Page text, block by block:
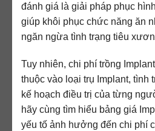
đánh giá là giải pháp phục
giúp khôi phục chức năng ăn
ngăn ngừa tình trạng tiêu
Tuy nhiên, chi phí trồng
thuộc vào loại trụ Implant, tình
kế hoạch điều trị của từng
hãy cùng tìm hiểu bảng giá
yếu tố ảnh hưởng đến chi phí